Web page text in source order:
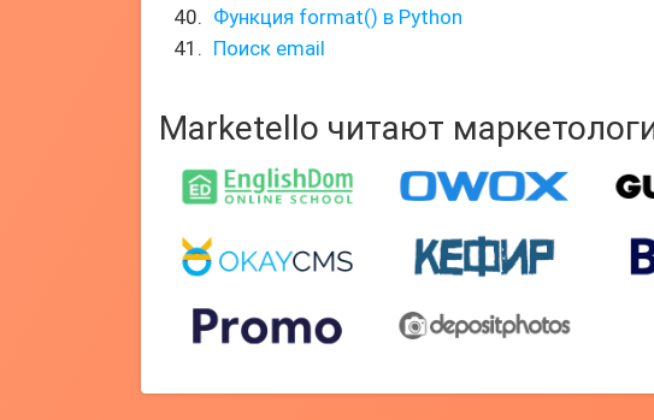
Функция format() в Python
Поиск email
Marketello читают